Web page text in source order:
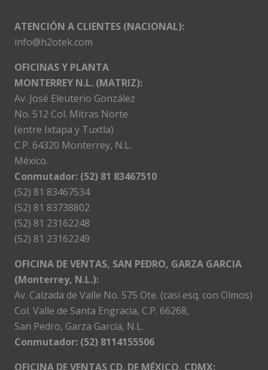
ATENCIÓN A CLIENTES (NACIONAL):
info@h2otek.com
OFICINAS Y PLANTA
MONTERREY N.L. (MATRIZ):
Av. José Eleuterio González
No. 512 Col. Mitras Norte
(entre Ixtapa y Tuxtla)
C.P. 64320 Monterrey, N.L.
México.
Conmutador: (52) 81 83467510
(52) 81 83467534
(52) 81 83738802
(52) 81 23162248
(52) 81 23162249
OFICINA DE VENTAS, SAN PEDRO, GARZA GARCIA
(Monterrey, N.L.):
Av. Calzada de Valle No. 575 Ote. (casi esq. con Olmos)
Col. Valle de Santa Engracia, C.P. 66268,
San Pedro, Garza García, N.L.
Conmutador: (52) 8114155506
OFICINA DE VENTAS CD. DE MÉXICO, CDMX: